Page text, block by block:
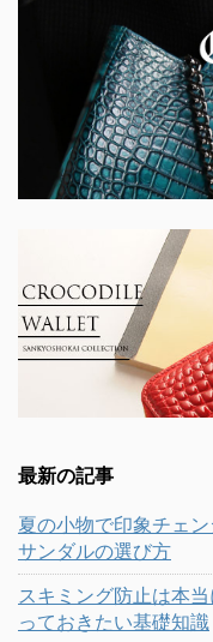
最新の記事
夏の小物で印象チェ
サンダルの選び方
スキミング防止は本
っておきたい基礎知識